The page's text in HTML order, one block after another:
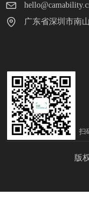
版
扫
广东省深圳市南